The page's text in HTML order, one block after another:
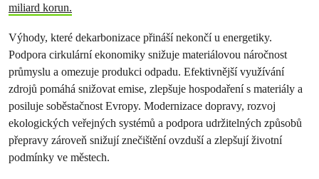
miliard korun.
Výhody, které dekarbonizace přináší nekončí u energetiky.
Podpora cirkulární ekonomiky snižuje materiálovou náročnost
průmyslu a omezuje produkci odpadu. Efektivnější využívání
zdrojů pomáhá snižovat emise, zlepšuje hospodaření s materiály a
posiluje soběstačnost Evropy. Modernizace dopravy, rozvoj
ekologických veřejných systémů a podpora udržitelných způsobů
přepravy zároveň snižují znečištění ovzduší a zlepšují životní
podmínky ve městech.